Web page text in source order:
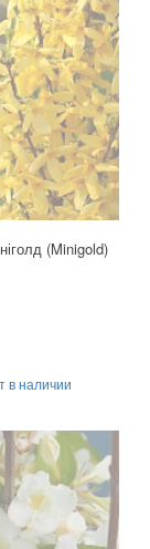
(Minigold)
в наличии